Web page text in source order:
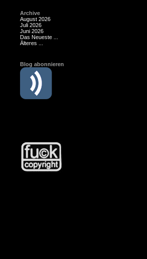
Archive
August 2026
Juli 2026
Juni 2026
Das Neueste ...
Älteres ...
Blog abonnieren